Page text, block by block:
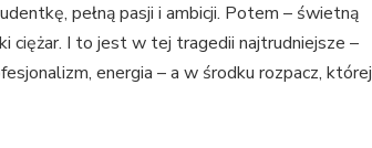
pełną pasji i ambicji. Potem – świetną
ciężar. I to jest w tej tragedii najtrudniejsze –
energia – a w środku rozpacz, której